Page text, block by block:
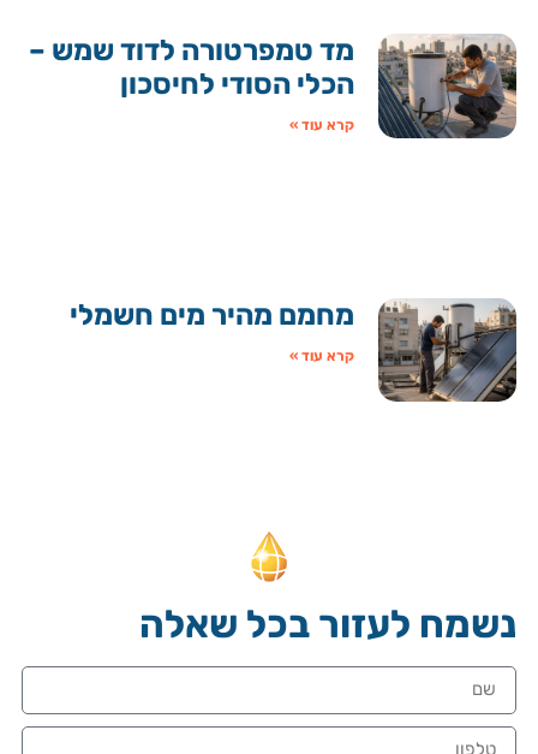
מד טמפרטורה לדוד שמש –
הכלי הסודי לחיסכון
קרא עוד »
מחמם מהיר מים חשמלי
קרא עוד »
נשמח לעזור בכל שאלה